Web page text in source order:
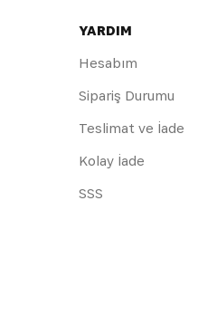
YARDIM
Hesabım
Sipariş Durumu
Teslimat ve İade
Kolay İade
SSS